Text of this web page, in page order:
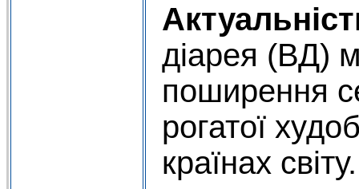
діарея (ВД)
поширення
рогатої
країнах